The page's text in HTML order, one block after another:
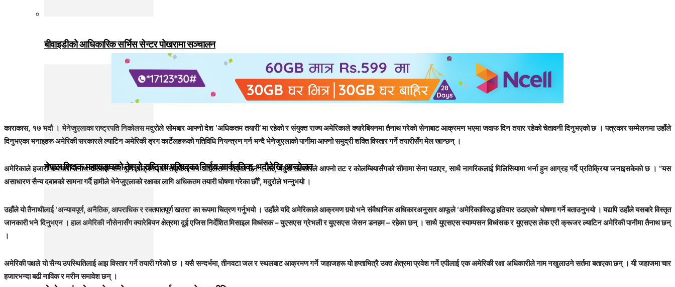
बीवाइडीको आधिकारिक सर्भिस सेन्टर पोखरामा सञ्चालन
नेपाल शिक्षक महासङ्घको तेस्रो राष्ट्रिय परिषद्का निर्णय सार्वजनिक, भदाैदेखि आन्दाेलन
काराकास, १७ भदौ । भेनेजुएलाका राष्ट्रपति निकोलस मदुरोले सोमबार आफ्नो देश ‘अधिकतम तयारी’ मा रहेको र संयुक्त राज्य अमेरिकाले क्यारेबियनमा तैनाथ गरेको सेनाबाट आक्रमण भएमा जवाफ दिन तयार रहेको चेतावनी दिनुभएको छ । पत्रकार सम्मेलनमा उहाँले
दिनुभएका भनाइहरू अमेरिकी सरकारले ल्याटिन अमेरिकी ड्रग कार्टेलहरूको गतिविधि नियन्त्रण गर्न भन्दै भेनेजुएलाको पानीमा आफ्नो समुद्री शक्ति विस्तार गर्ने तयारीसँग मेल खान्छन् ।
अमेरिकाले हजारौँ कर्मचारी तैनाथ गरिसके पनि भूमि आक्रमणको सङ्केत भने अहिलेसम्म दिएको छैन । तर, मदुरो सरकारले आफ्नो तट र कोलम्बियासँगको सीमामा सेना पठाएर, साथै नागरिकलाई मिलिसियामा भर्ना हुन आग्रह गर्दै प्रतिक्रिया जनाइसकेको छ । “यस
असाधारण सैन्य दबाबको सामना गर्दै हामीले भेनेजुएलाको रक्षाका लागि अधिकतम तयारी घोषणा गरेका छौँ”, मदुरोले भन्नुभयो ।
उहाँले यो तैनाथीलाई ‘अन्यायपूर्ण, अनैतिक, आपराधिक र रक्तपातपूर्ण खतरा’ का रूपमा चित्रण गर्नुभयो । उहाँले यदि अमेरिकाले आक्रमण गर्‍यो भने संवैधानिक अधिकारअनुसार आफूले ‘अमेरिकाविरुद्ध हतियार उठाएको’ घोषणा गर्ने बताउनुभयो । यद्यपि उहाँले यसबारे विस्तृत
जानकारी भने दिनुभएन । हाल अमेरिकी नौसेनासँग क्यारेबियन क्षेत्रमा दुई एजिस निर्देशित मिसाइल विध्वंसक – युएसएस ग्रेभली र युएसएस जेसन डनहम – रहेका छन् । साथै युएसएस स्याम्पसन विध्वंसक र युएसएस लेक एरी क्रूजर ल्याटिन अमेरिकी पानीमा तैनाथ छन्
।
अमेरिकी पक्षले यो सैन्य उपस्थितिलाई अझ विस्तार गर्ने तयारी गरेको छ । यसै सन्दर्भमा, तीनवटा जल र स्थलबाट आक्रमण गर्ने जहाजहरू यो हप्ताभित्रै उक्त क्षेत्रमा प्रवेश गर्ने एपीलाई एक अमेरिकी रक्षा अधिकारीले नाम नखुलाउने सर्तमा बताएका छन् । यी जहाजमा चार
हजारभन्दा बढी नाविक र मरीन समावेश छन् ।